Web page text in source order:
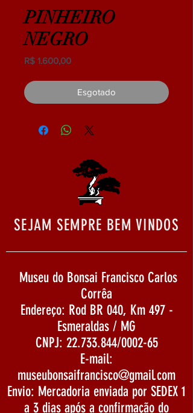
PINHEIRO
NEGRO
R$ 1.600,00Preço
Esgotado
SEJAM SEMPRE BEM VINDOS
Museu do Bonsai Francisco Carlos
Corrêa
Endereço: Rod BR 040, Km 497 -
Esmeraldas / MG
CNPJ: 22.733.844/0002-65
E-mail:
museubonsaifrancisco@gmail.com
Envio: Mercadoria enviada por SEDEX 1
a 3 dias após a confirmação do